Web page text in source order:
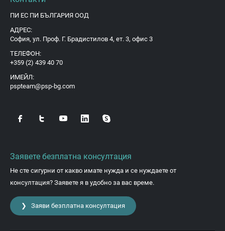
ПИ ЕС ПИ БЪЛГАРИЯ ООД
АДРЕС:
София, ул. Проф. Г. Брадистилов 4, ет. 3, офис 3
ТЕЛЕФОН:
+359 (2) 439 40 70
ИМЕЙЛ:
pspteam@psp-bg.com
Заявете безплатна консултация
Не сте сигурни от какво имате нужда и се нуждаете от
консултация? Заявете я в удобно за вас време.
❯ Заяви безплатна консултация